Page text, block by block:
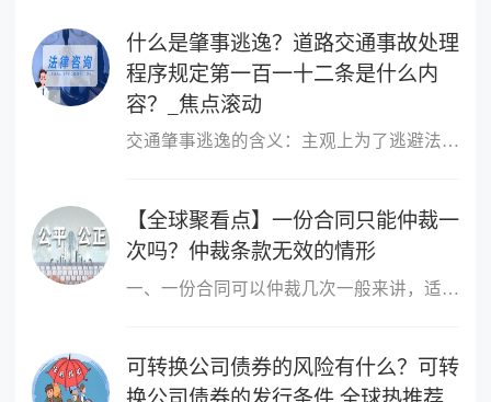
什么是肇事逃逸？道路交通事故处理
程序规定第一百一十二条是什么内
容？_焦点滚动
交通肇事逃逸的含义：主观上为了逃避法律责任或救助义务，驾驶肇事
【全球聚看点】一份合同只能仲裁一
次吗？仲裁条款无效的情形
一、一份合同可以仲裁几次一般来讲，适用仲裁协议的为一裁终局，即
可转换公司债券的风险有什么？可转